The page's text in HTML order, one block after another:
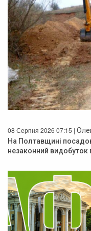
08 Серпня 2026 07:15 |
На Полтавщині
незаконний видобуток